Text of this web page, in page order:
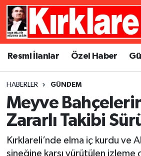
Resmi İlanlar Özel Haber
HABERLER GÜNDEM
Meyve
Zararlı Takibi
Kırklareli’nde elma iç kurdu ve
sineğine karşı yürütülen izleme
Resmi İlanlar
Gündem
Ekonomi
Siyaset
Asayiş
Dünya
Eğitim
Kültür Sanat
Künye
Gizlilik Sözleşmesi
Merkez Nöbetçi Eczaneler
Merkez Trafik Yoğunluk
Süper Lig Puan Durumu ve
Tüm Manşetler